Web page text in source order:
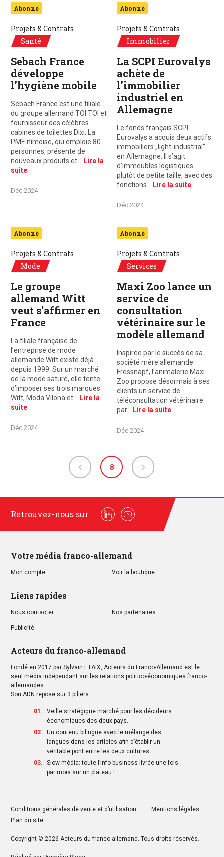
Abonné
Projets & Contrats
Santé
Sebach France
développe
l’hygiène mobile
Sebach France est une filiale
du groupe allemand TOI TOI et
fournisseur des célèbres
cabines de toilettes Dixi. La
PME nîmoise, qui emploie 80
personnes, présente de
nouveaux produits et…
Lire la
suite
Déc 2024
Abonné
Projets & Contrats
Immobilier
La SCPI Eurovalys
achète de
l’immobilier
industriel en
Allemagne
Le fonds français SCPI
Eurovalys a acquis deux actifs
immobiliers „light-industrial“
en Allemagne. Il s’agit
d’immeubles logistiques
plutôt de petite taille, avec des
fonctions…
Lire la suite
Déc 2024
Abonné
Projets & Contrats
Mode
Le groupe
allemand Witt
veut s'affirmer en
France
La filiale française de
l’entreprise de mode
allemande Witt existe déjà
depuis 1999. Sur un marché
de la mode saturé, elle tente
d’imposer ses trois marques
Witt, Moda Vilona et…
Lire la
suite
Déc 2024
Abonné
Projets & Contrats
Services
Maxi Zoo lance un
service de
consultation
vétérinaire sur le
modèle allemand
Inspirée par le succès de sa
société mère allemande
Fressnapf, l’animalerie Maxi
Zoo propose désormais à ses
clients un service de
téléconsultation vétérinaire
par…
Lire la suite
Déc 2024
8
Retrouvez-nous sur
LinkedinYoutube
Votre média franco-allemand
Mon compte Voir la boutique
Liens rapides
Nous contacter Nos partenaires
Publicité
Acteurs du franco-allemand
Fondé en 2017 par Sylvain ETAIX, Acteurs du Franco-Allemand est le
seul média indépendant sur les relations politico-économiques franco-
allemandes.
Son ADN repose sur 3 piliers :
Veille stratégique marché pour les décideurs
économiques des deux pays.
Un contenu bilingue avec le mélange des
langues dans les articles afin d’établir un
véritable pont entre les deux cultures.
Slow média: toute l’info business livrée une fois
par mois sur un plateau !
Conditions générales de vente et d’utilisation
Mentions légales
Plan du site
Copyright © 2026 Acteurs du franco-allemand . Tous droits réservés.